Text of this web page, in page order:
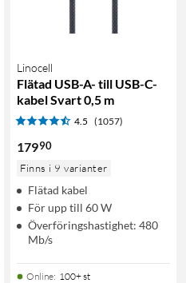
Linocell
Flätad USB-A- till USB-C-
kabel Svart 0,5 m
4.5 (1057)
17990
Finns i 9 varianter
Flätad kabel
För upp till 60 W
Överföringshastighet: 480
Mb/s
Online: 100+ st